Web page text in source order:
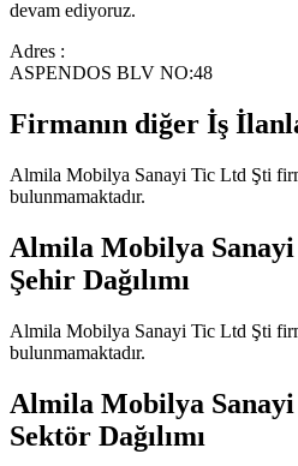
devam ediyoruz.
Adres :
ASPENDOS BLV NO:48
Firmanın diğer İş
Almila Mobilya Sanayi Tic Ltd Şti
bulunmamaktadır.
Almila Mobilya
Şehir Dağılımı
Almila Mobilya Sanayi Tic Ltd Şti
bulunmamaktadır.
Almila Mobilya
Sektör Dağılımı